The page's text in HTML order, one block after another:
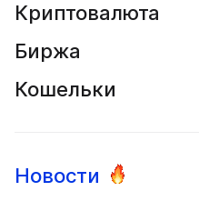
Криптовалюта
Биржа
Кошельки
Новости